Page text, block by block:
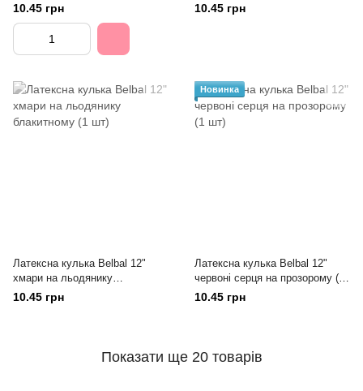
10.45 грн 10.45 грн
Латексна кулька Belbal 12"
хмари на льодянику
блакитному (1 шт)
10.45 грн
Новинка
Латексна кулька Belbal 12"
червоні серця на прозорому (1
шт)
10.45 грн
Показати ще 20 товарів